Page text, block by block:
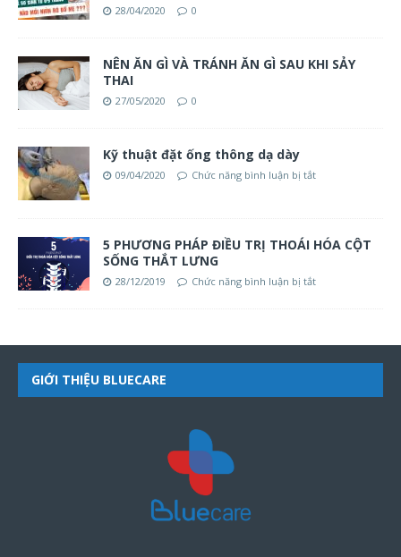
28/04/2020 0
NÊN ĂN GÌ VÀ TRÁNH ĂN GÌ SAU KHI SẢY
THAI
27/05/2020 0
Kỹ thuật đặt ống thông dạ dày
09/04/2020 Chức năng bình luận bị tắt
5 PHƯƠNG PHÁP ĐIỀU TRỊ THOÁI HÓA CỘT
SỐNG THẮT LƯNG
28/12/2019 Chức năng bình luận bị tắt
GIỚI THIỆU BLUECARE